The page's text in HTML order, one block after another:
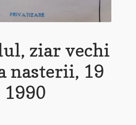
ziar vechi
nasterii, 19